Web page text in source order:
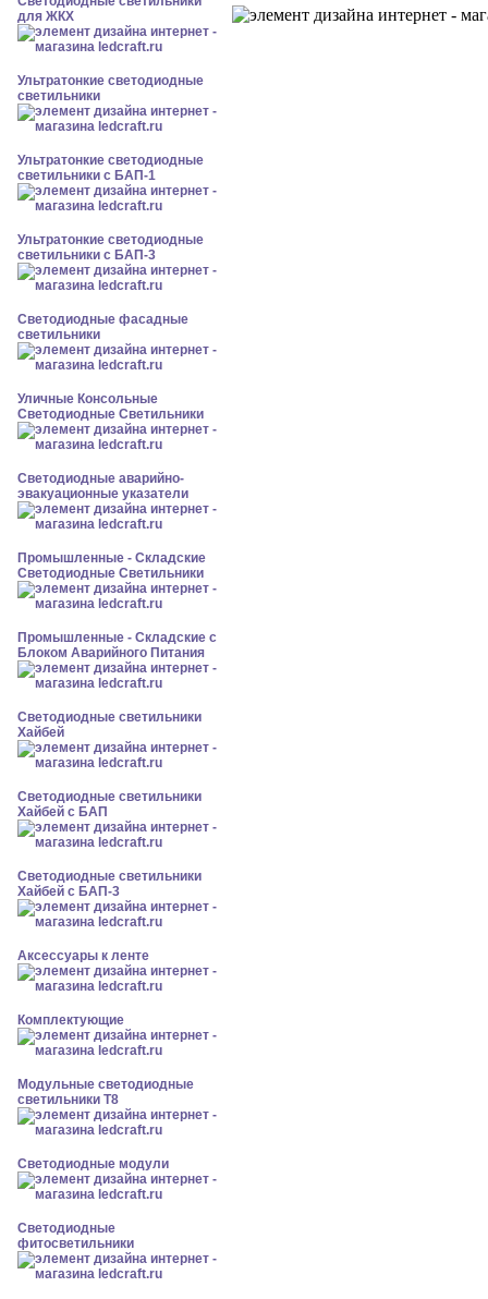
для ЖКХ
Ультратонкие светодиодные
светильники
Ультратонкие светодиодные
светильники с БАП-1
Ультратонкие светодиодные
светильники с БАП-3
Светодиодные фасадные
светильники
Уличные Консольные
Светодиодные Светильники
Светодиодные аварийно-
эвакуационные указатели
Промышленные - Складские
Светодиодные Светильники
Промышленные - Складские с
Блоком Аварийного Питания
Светодиодные светильники
Хайбей
Светодиодные светильники
Хайбей с БАП
Светодиодные светильники
Хайбей с БАП-3
Аксессуары к ленте
Комплектующие
Модульные светодиодные
светильники Т8
Светодиодные модули
Светодиодные
фитосветильники